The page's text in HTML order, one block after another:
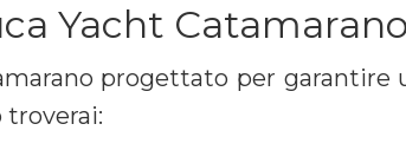
Yacht
progettato per
troverai: